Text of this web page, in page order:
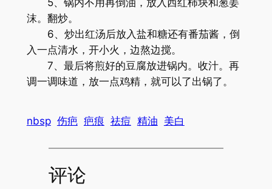
5、锅内不用再倒油，放入西红柿块和葱姜
沫。翻炒。
6、炒出红汤后放入盐和糖还有番茄酱，倒
入一点清水，开小火，边熬边搅。
7、最后将煎好的豆腐放进锅内。收汁。再
调一调味道，放一点鸡精，就可以了出锅了。
nbsp 伤疤 疤痕 祛痘 精油 美白
评论